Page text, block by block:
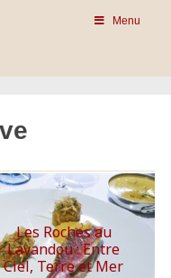
Menu
Les Roches au
Lavandou : Entre
Ciel, Terre et Mer